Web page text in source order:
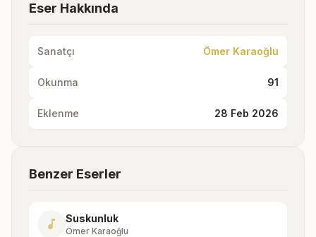
Eser Hakkında
Sanatçı Ömer Karaoğlu
Okunma 91
Eklenme 28 Feb 2026
Benzer Eserler
music_note Suskunluk
Ömer Karaoğlu